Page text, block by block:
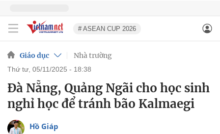
# ASEAN CUP 2026
Giáo dục Nhà trường
thứ tư, 05/11/2025 - 18:38
Đà Nẵng, Quảng Ngãi cho học sinh
nghỉ học để tránh bão Kalmaegi
Hồ Giáp